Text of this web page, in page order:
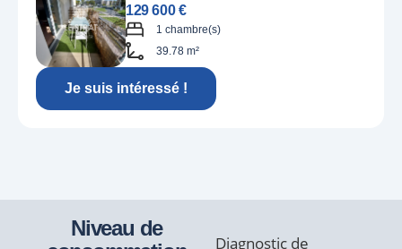
129 600 €
1 chambre(s)
39.78 m²
Je suis intéressé !
Niveau de
Diagnostic de